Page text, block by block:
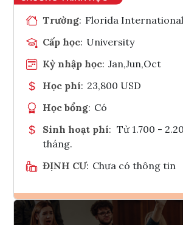
Trường: Florida
Cấp học: University
Kỳ nhập học: Jan,Jun,Oct
Học phí: 23,800 USD
Học bổng: Có
Sinh hoạt phí: Từ 1.700 -
tháng.
ĐỊNH CƯ: Chưa có thông tin
Ghi danh